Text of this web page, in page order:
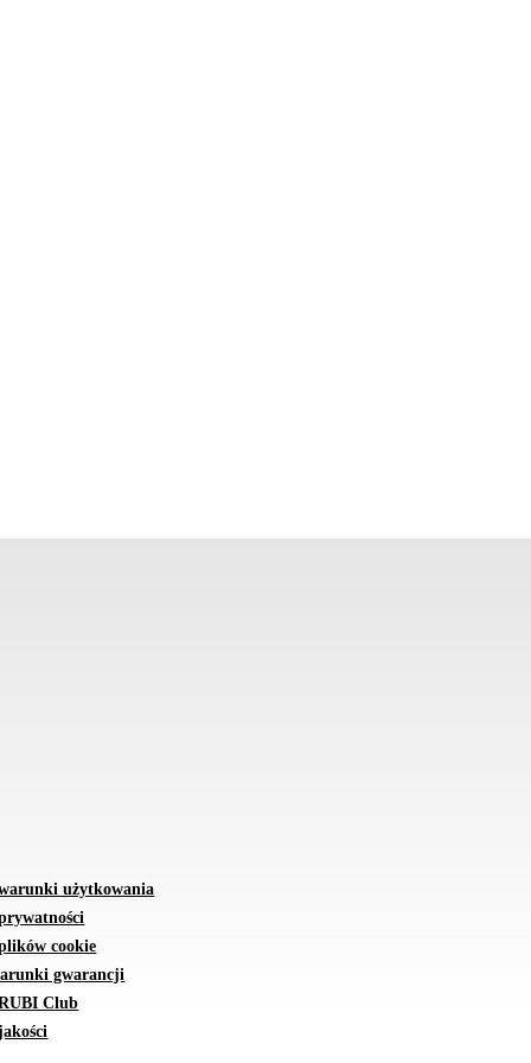
użytkowania
cookie
gwarancji
Club